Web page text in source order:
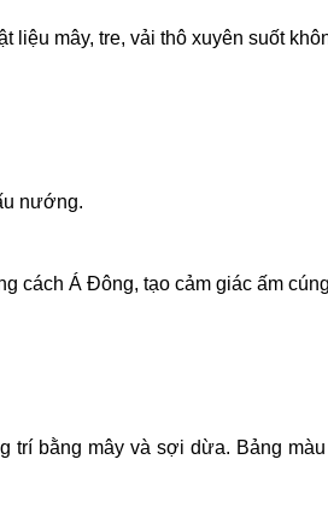
liệu mây, tre, vải thô xuyên suốt
nướng.
cách Á Đông, tạo cảm giác ấm
bằng mây và sợi dừa. Bảng